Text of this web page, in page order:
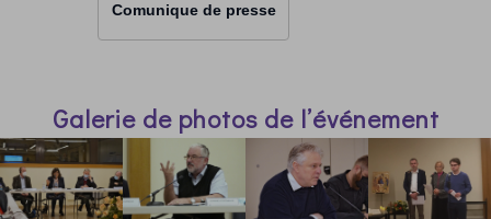
Comunique de presse
Galerie de photos de l’événement